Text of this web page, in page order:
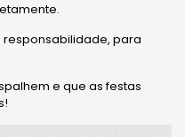
para
e que as festas